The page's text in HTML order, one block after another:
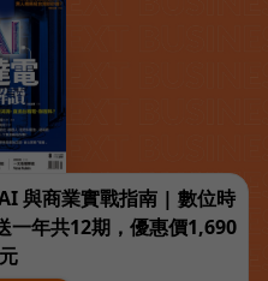
與商業實戰指南 | 數位時
一年共12期，優惠價1,690
元